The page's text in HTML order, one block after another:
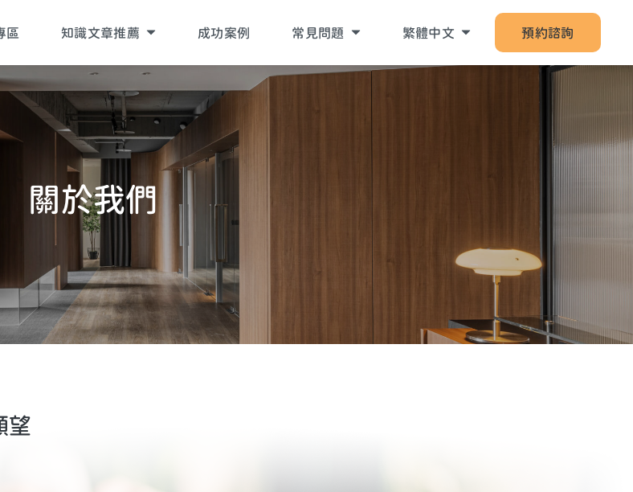
區 知識文章推薦
吳老師專欄
黃醫師專欄
工作疲累
家庭疲累
生活疲累
生活提案
關於青少年
成功案例 常見問題
關於啟悅服務
繁體中文
English
預約諮詢
關 於我們
望